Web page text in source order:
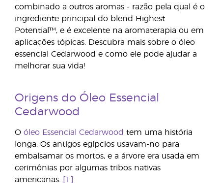
combinado a outros aromas - razão pela qual é o
ingrediente principal do blend Highest
Potential™, e é excelente na aromaterapia ou em
aplicações tópicas. Descubra mais sobre o óleo
essencial Cedarwood e como ele pode ajudar a
melhorar sua vida!
Origens do Óleo Essencial
Cedarwood
O óleo Essencial Cedarwood tem uma história
longa. Os antigos egípcios usavam-no para
embalsamar os mortos, e a árvore era usada em
cerimônias por algumas tribos nativas
americanas.
[1]